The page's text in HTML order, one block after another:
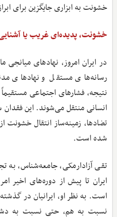
خشونت به ابزاری جایگزین برای
خشونت، پدیده‌ای غریب یا
در ایران امروز، نهادهای
رسانه‌های مستقل و نهادهای
نتیجه، فشارهای اجتماعی
انسانی منتقل می‌شوند. این
تضادها، زمینه‌ساز انتقال
شده است.
تقی آزاد‌ارمکی، جامعه‌شناس،
ایران تا پیش از دوره‌های اخیر
است. به نظر او، ایرانیان در
نسبت به هم، حتی نسبت به